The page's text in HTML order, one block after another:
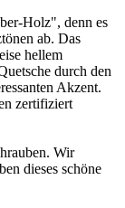
Holz", denn es
ab. Das
hellem
durch den
Akzent.
zertifiziert
Wir
dieses schöne